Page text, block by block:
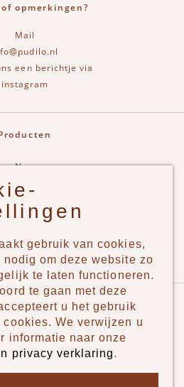
opmerkingen?
Mail
een berichtje via
instagram
New
Jongens
Meisjes
Merken
Pudilo
Over ons
voorwaarden
gebruik van cookies,
om deze website zo
te laten functioneren.
te gaan met deze
u het gebruik
cookies. We verwijzen u
informatie naar onze
privacy verklaring.